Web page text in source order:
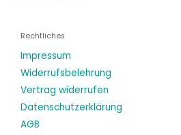
Rechtliches
Impressum
Widerrufsbelehrung
Vertrag widerrufen
Datenschutzerklärung
AGB